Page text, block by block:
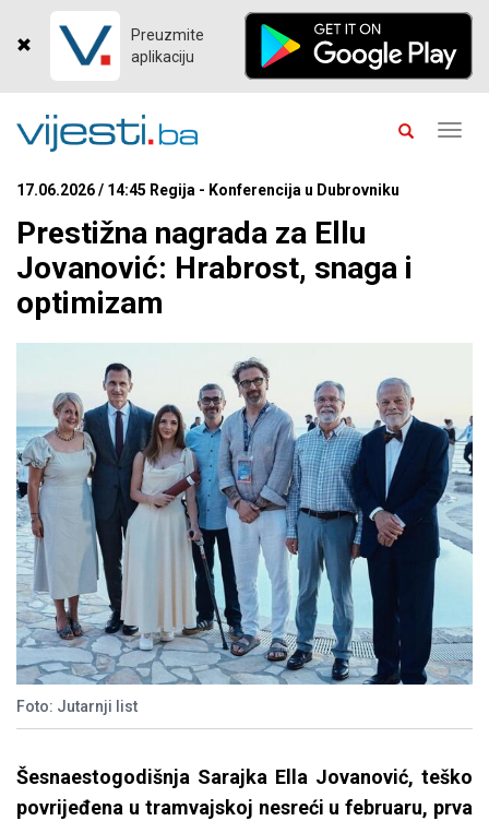
Preuzmite
aplikaciju
17.06.2026 / 14:45 Regija - Konferencija u Dubrovniku
Prestižna nagrada za Ellu
Jovanović: Hrabrost, snaga i
optimizam
Foto: Jutarnji list
Šesnaestogodišnja Sarajka Ella Jovanović, teško
povrijeđena u tramvajskoj nesreći u februaru, prva